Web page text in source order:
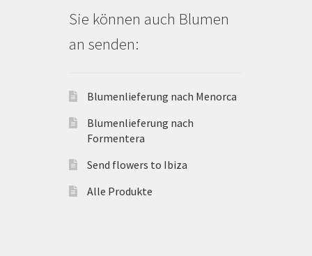
Sie können auch Blumen
an senden:
Blumenlieferung nach Menorca
Blumenlieferung nach
Formentera
Send flowers to Ibiza
Alle Produkte